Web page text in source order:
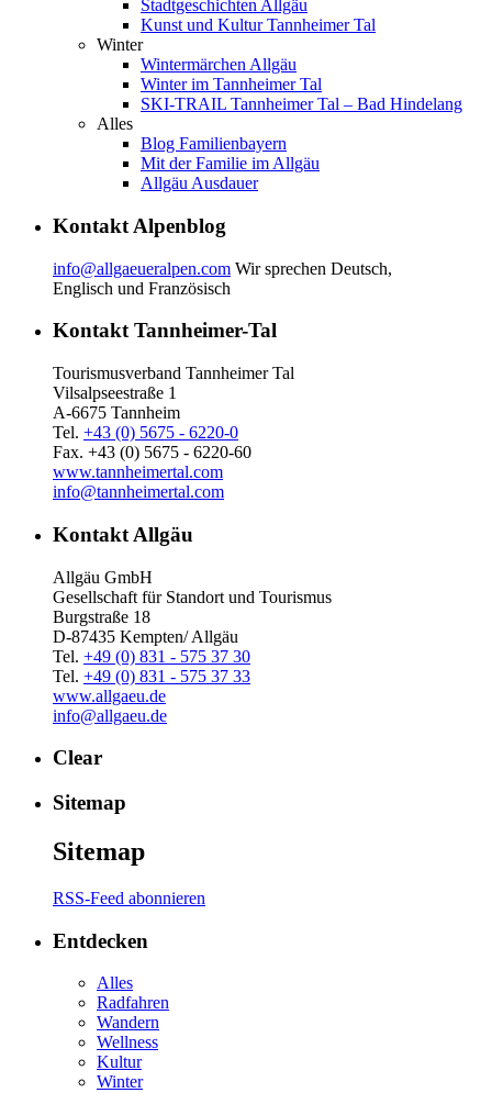
Stadtgeschichten Allgäu
Kunst und Kultur Tannheimer Tal
Winter
Wintermärchen Allgäu
Winter im Tannheimer Tal
SKI-TRAIL Tannheimer Tal – Bad Hindelang
Alles
Blog Familienbayern
Mit der Familie im Allgäu
Allgäu Ausdauer
Kontakt Alpenblog
info@allgaeueralpen.com Wir sprechen Deutsch,
Englisch und Französisch
Kontakt Tannheimer-Tal
Tourismusverband Tannheimer Tal
Vilsalpseestraße 1
A-6675 Tannheim
Tel. +43 (0) 5675 - 6220-0
Fax. +43 (0) 5675 - 6220-60
www.tannheimertal.com
info@tannheimertal.com
Kontakt Allgäu
Allgäu GmbH
Gesellschaft für Standort und Tourismus
Burgstraße 18
D-87435 Kempten/ Allgäu
Tel. +49 (0) 831 - 575 37 30
Tel. +49 (0) 831 - 575 37 33
www.allgaeu.de
info@allgaeu.de
Clear
Sitemap
Sitemap
RSS-Feed abonnieren
Entdecken
Alles
Radfahren
Wandern
Wellness
Kultur
Winter